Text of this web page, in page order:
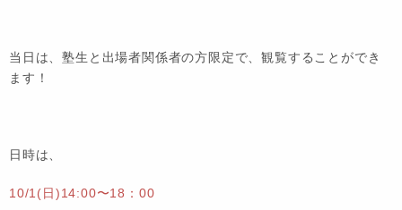
当日は、塾生と出場者関係者の方限定で、観覧することができ
ます！
日時は、
10/1(日)14:00〜18：00